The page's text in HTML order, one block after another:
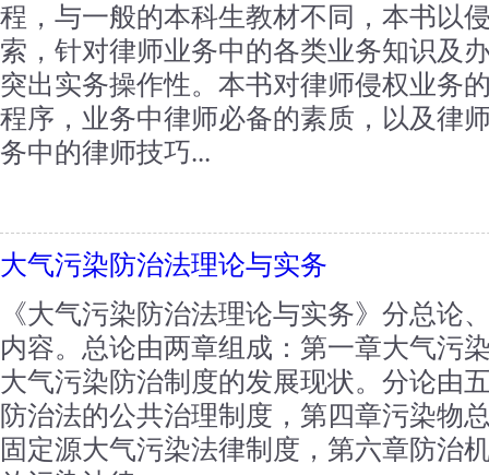
程，与一般的本科生教材不同，本书以
索，针对律师业务中的各类业务知识及
突出实务操作性。本书对律师侵权业务
程序，业务中律师必备的素质，以及律
务中的律师技巧...
大气污染防治法理论与实务
《大气污染防治法理论与实务》分总论
内容。总论由两章组成：第一章大气污
大气污染防治制度的发展现状。分论由
防治法的公共治理制度，第四章污染物
固定源大气污染法律制度，第六章防治